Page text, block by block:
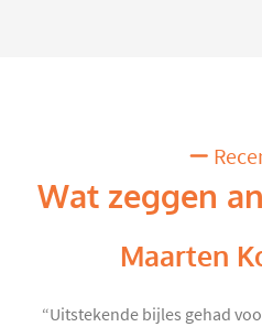
Wat zeggen
Maarten
“Uitstekende bijles gehad